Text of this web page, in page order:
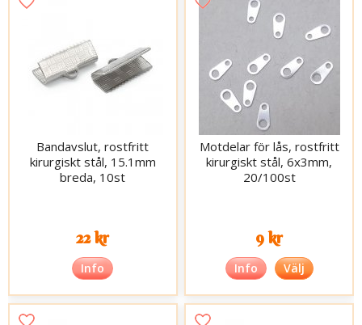
Bandavslut, rostfritt
kirurgiskt stål, 15.1mm
breda, 10st
22 kr
Info
Motdelar för lås, rostfritt
kirurgiskt stål, 6x3mm,
20/100st
9 kr
Info Välj